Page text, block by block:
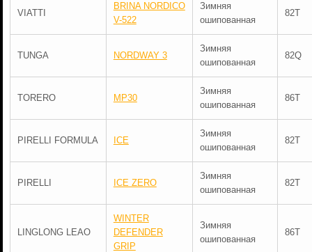
VIATTI
BRINA NORDICO
V-522
Зимняя
ошипованная
82T
TUNGA NORDWAY 3
Зимняя
ошипованная
82Q
TORERO MP30
Зимняя
ошипованная
86T
PIRELLI FORMULA ICE
Зимняя
ошипованная
82T
PIRELLI ICE ZERO
Зимняя
ошипованная
82T
LINGLONG LEAO
WINTER
DEFENDER
GRIP
Зимняя
ошипованная
86T